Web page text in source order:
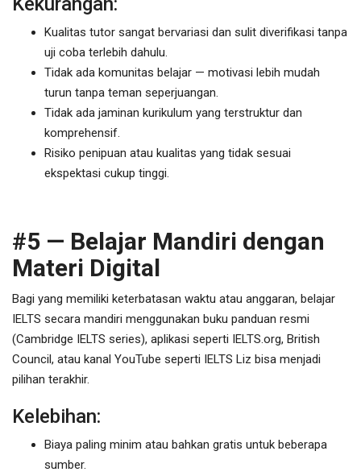
Kualitas tutor sangat bervariasi dan sulit diverifikasi tanpa
uji coba terlebih dahulu.
Tidak ada komunitas belajar — motivasi lebih mudah
turun tanpa teman seperjuangan.
Tidak ada jaminan kurikulum yang terstruktur dan
komprehensif.
Risiko penipuan atau kualitas yang tidak sesuai
ekspektasi cukup tinggi.
#5 — Belajar Mandiri dengan
Materi Digital
Bagi yang memiliki keterbatasan waktu atau anggaran, belajar
IELTS secara mandiri menggunakan buku panduan resmi
(Cambridge IELTS series), aplikasi seperti IELTS.org, British
Council, atau kanal YouTube seperti IELTS Liz bisa menjadi
pilihan terakhir.
Kelebihan:
Biaya paling minim atau bahkan gratis untuk beberapa
sumber.